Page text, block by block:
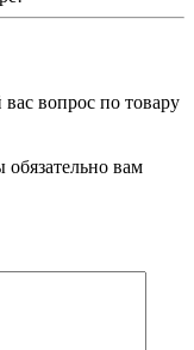
вопрос по товару
вам